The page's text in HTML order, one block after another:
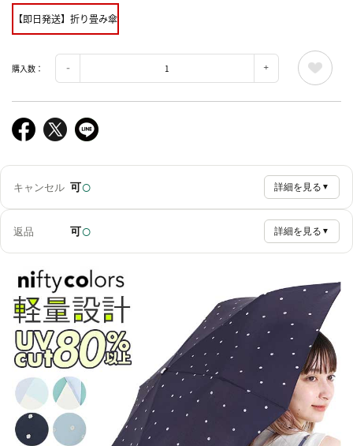
【即日発送】折り畳み傘
購入数：
キャンセル 可○ 詳細を見る ▼
返品 可○ 詳細を見る ▼